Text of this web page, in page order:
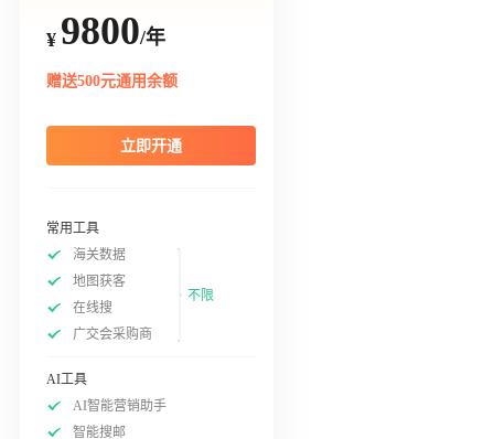
¥ 9800/年
赠送500元通用余额
立即开通
常用工具
海关数据
地图获客
在线搜
广交会采购商
不限
AI工具
AI智能营销助手
智能搜邮